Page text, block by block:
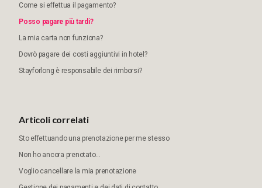
Come si effettua il pagamento?
Posso pagare più tardi?
La mia carta non funziona?
Dovrò pagare dei costi aggiuntivi in hotel?
Stayforlong è responsabile dei rimborsi?
Articoli correlati
Sto effettuando una prenotazione per me stesso
Non ho ancora prenotato...
Voglio cancellare la mia prenotazione